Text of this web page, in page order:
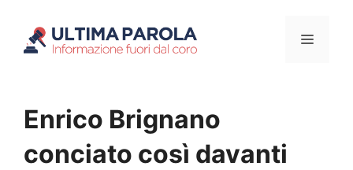
Menu
Enrico Brignano
conciato così davanti